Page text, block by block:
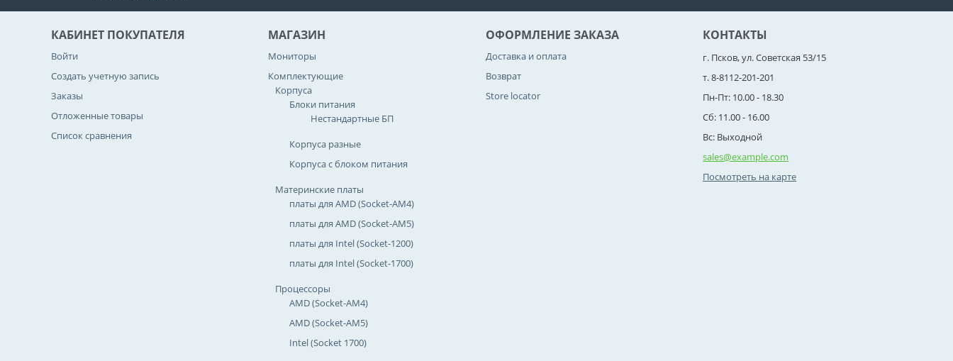
КАБИНЕТ ПОКУПАТЕЛЯ
Войти
Создать учетную запись
Заказы
Отложенные товары
Список сравнения
МАГАЗИН
Мониторы
Комплектующие
Корпуса
Блоки питания
Нестандартные БП
Корпуса разные
Корпуса с блоком питания
Материнские платы
платы для AMD (Socket-AM4)
платы для AMD (Socket-AM5)
платы для Intel (Socket-1200)
платы для Intel (Socket-1700)
Процессоры
AMD (Socket-AM4)
AMD (Socket-AM5)
Intel (Socket 1700)
ОФОРМЛЕНИЕ ЗАКАЗА
Доставка и оплата
Возврат
Store locator
КОНТАКТЫ
г. Псков, ул. Советская 53/15
т. 8-8112-201-201
Пн-Пт: 10.00 - 18.30
Сб: 11.00 - 16.00
Вс: Выходной
sales@example.com
Посмотреть на карте